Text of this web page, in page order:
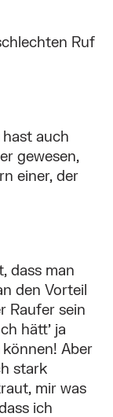
Ruf
hast auch
gewesen,
einer, der
dass man
den Vorteil
Raufer sein
hätt’ ja
Aber
stark
mir was
ich